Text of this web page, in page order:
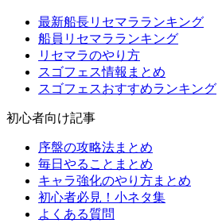
最新船長リセマラランキング
船員リセマラランキング
リセマラのやり方
スゴフェス情報まとめ
スゴフェスおすすめランキング
初心者向け記事
序盤の攻略法まとめ
毎日やることまとめ
キャラ強化のやり方まとめ
初心者必見！小ネタ集
よくある質問